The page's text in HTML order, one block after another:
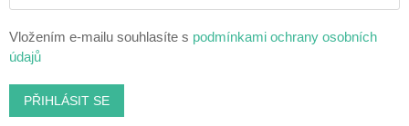
Vložením e-mailu souhlasíte s podmínkami ochrany osobních
údajů
PŘIHLÁSIT SE